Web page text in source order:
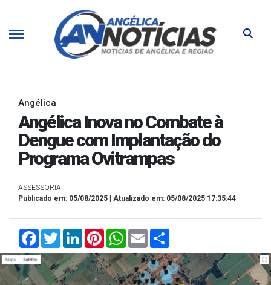
Angélica
Angélica Inova no Combate à
Dengue com Implantação do
Programa Ovitrampas
ASSESSORIA
Publicado em: 05/08/2025 | Atualizado em: 05/08/2025 17:35:44
FacebookTwitterLinkedInPinterestWhatsApp
Email